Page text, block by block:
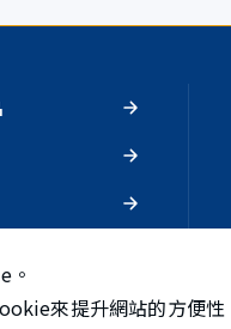
。
來提升網站的方便性